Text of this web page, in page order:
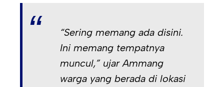
“Sering memang ada disini.
Ini memang tempatnya
muncul,” ujar Ammang
warga yang berada di lokasi